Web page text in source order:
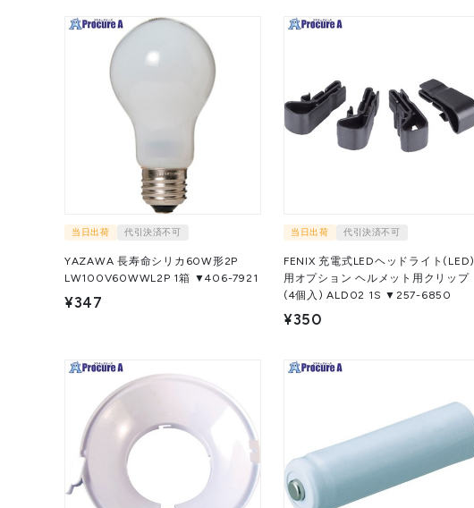
当日出荷 代引決済不可
YAZAWA 長寿命シリカ60W形2P
LW100V60WWL2P 1箱 ▼406-7921
¥347
当日出荷 代引決済不可
FENIX 充電式LEDヘッドライト(LED)
用オプション ヘルメット用クリップ
(4個入) ALD02 1S ▼257-6850
¥350